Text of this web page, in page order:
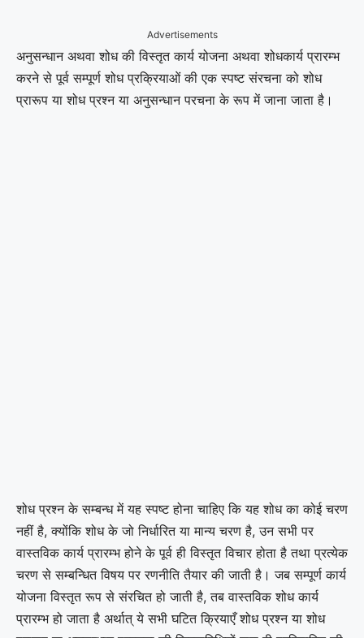
Advertisements
अनुसन्धान अथवा शोध की विस्तृत कार्य योजना अथवा शोधकार्य प्रारम्भ
करने से पूर्व सम्पूर्ण शोध प्रक्रियाओं की एक स्पष्ट संरचना को शोध
प्रारूप या शोध प्रश्न या अनुसन्धान परचना के रूप में जाना जाता है।
शोध प्रश्न के सम्बन्ध में यह स्पष्ट होना चाहिए कि यह शोध का कोई चरण
नहीं है, क्योंकि शोध के जो निर्धारित या मान्य चरण है, उन सभी पर
वास्तविक कार्य प्रारम्भ होने के पूर्व ही विस्तृत विचार होता है तथा प्रत्येक
चरण से सम्बन्धित विषय पर रणनीति तैयार की जाती है। जब सम्पूर्ण कार्य
योजना विस्तृत रूप से संरचित हो जाती है, तब वास्तविक शोध कार्य
प्रारम्भ हो जाता है अर्थात् ये सभी घटित क्रियाएँ शोध प्रश्न या शोध